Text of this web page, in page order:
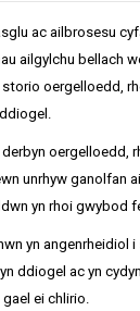
ac ailbrosesu
ailgylchu bellach
oergelloedd,
oergelloedd,
unrhyw ganolfan
yn rhoi gwybod
yn angenrheidiol
ddiogel ac yn
ei chlirio.
biniau
A-Y o
share
this
page
by
share
this
page
yn eich